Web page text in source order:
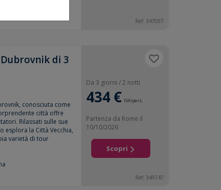
Ref: 347097
di 3
conosciuta come
città offre
Rilassati sulle sue
esplora la Città Vecchia,
varietà di tour
Da 3 giorni / 2 notti
434 € IVA/pers.
Partenza da Rome il
10/10/2026
Scopri
Ref: 349747